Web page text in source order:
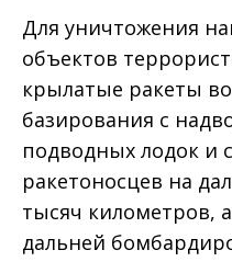
Для уничтожения
объектов
крылатые ракеты
базирования с
подводных лодок и
ракетоносцев на
тысяч километров,
дальней